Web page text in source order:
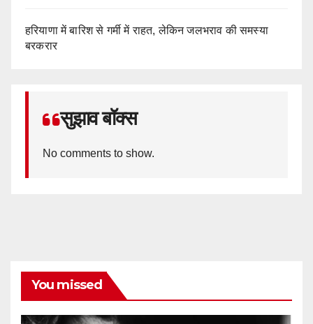
हरियाणा में बारिश से गर्मी में राहत, लेकिन जलभराव की समस्या
बरकरार
सुझाव बॉक्स
No comments to show.
You missed